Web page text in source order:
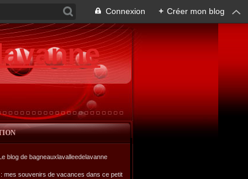
Connexion + Créer mon blog
blog de bagneauxlavalleedelavanne
: mes souvenirs de vacances dans ce petit